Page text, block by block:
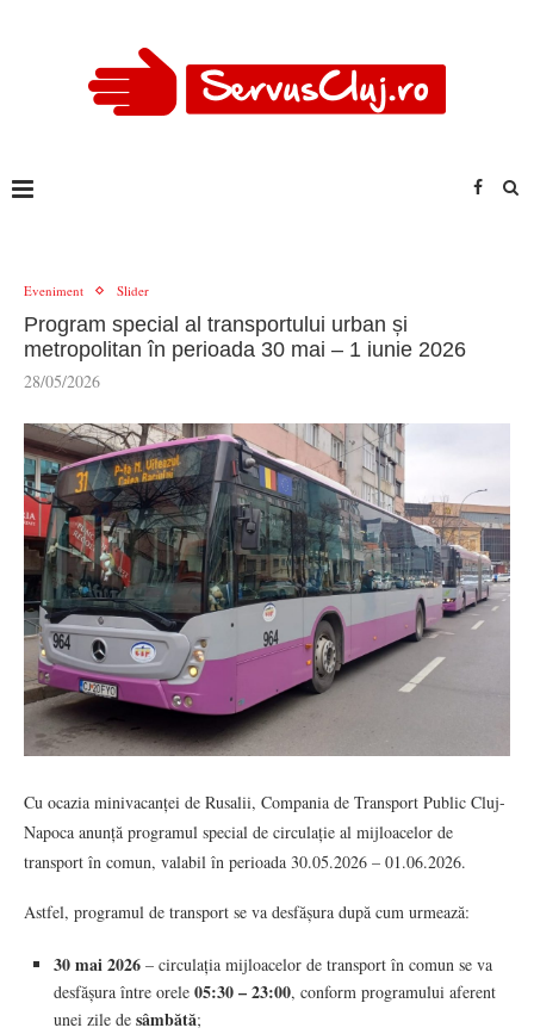
Eveniment Slider
Program special al transportului urban și
metropolitan în perioada 30 mai – 1 iunie 2026
28/05/2026
Cu ocazia minivacanței de Rusalii, Compania de Transport Public Cluj-
Napoca anunță programul special de circulație al mijloacelor de
transport în comun, valabil în perioada 30.05.2026 – 01.06.2026.
Astfel, programul de transport se va desfășura după cum urmează:
30 mai 2026 – circulația mijloacelor de transport în comun se va
desfășura între orele 05:30 – 23:00, conform programului aferent
unei zile de sâmbătă;